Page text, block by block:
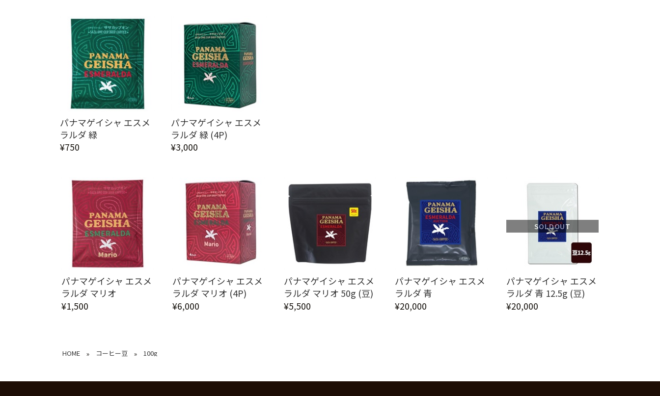
パナマゲイシャ エスメ
ラルダ 緑
¥750
パナマゲイシャ エスメ
ラルダ 緑 (4P)
¥3,000
パナマゲイシャ エスメ
ラルダ マリオ
¥1,500
パナマゲイシャ エスメ
ラルダ マリオ (4P)
¥6,000
パナマゲイシャ エスメ
ラルダ マリオ 50g (豆)
¥5,500
パナマゲイシャ エスメ
ラルダ 青
¥20,000
SOLDOUT
パナマゲイシャ エスメ
ラルダ 青 12.5g (豆)
¥20,000
HOME » コーヒー豆 » 100g